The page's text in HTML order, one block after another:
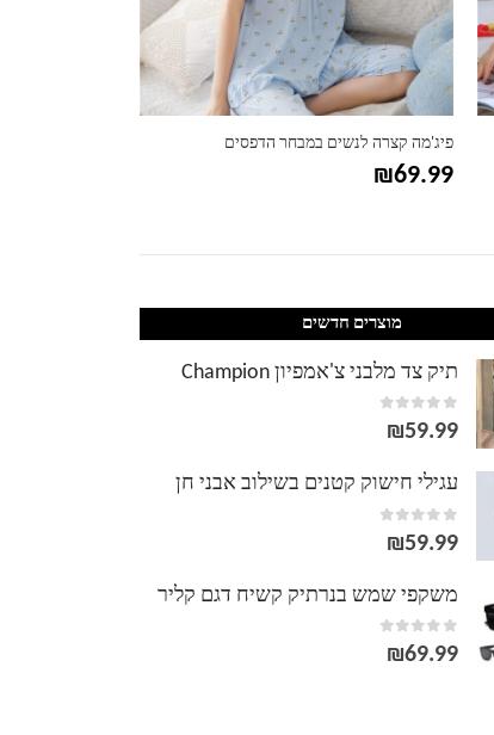
פיג'מה קצרה לנשים במבחר הדפסים
₪69.99
מוצרים חדשים
תיק צד מלבני צ'אמפיון Champion
0
out of 5
₪59.99
עגילי חישוק קטנים בשילוב אבני חן
0
out of 5
₪59.99
משקפי שמש בנרתיק קשיח דגם קליר
0
out of 5
₪69.99